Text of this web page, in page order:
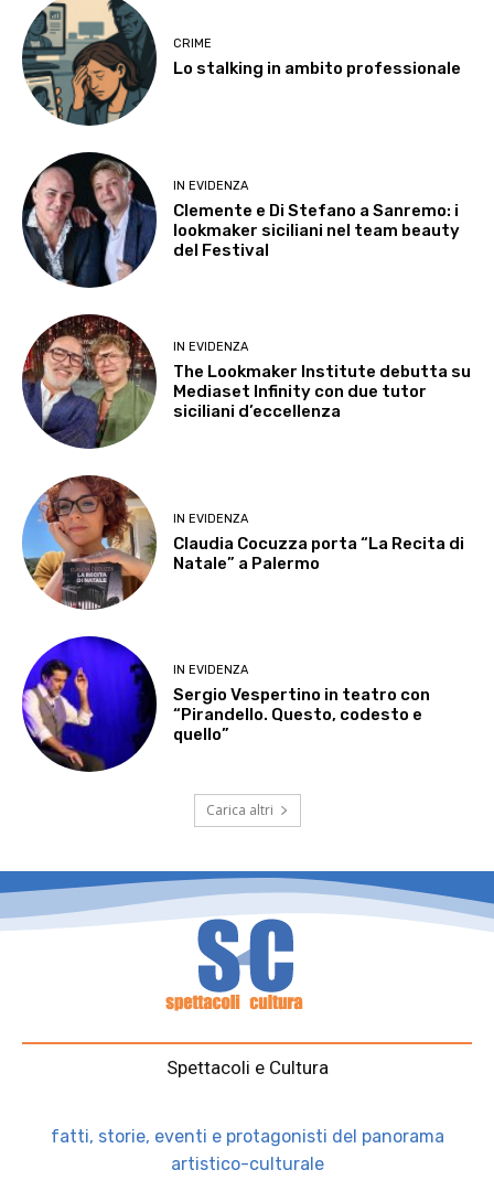
CRIME
Lo stalking in ambito professionale
IN EVIDENZA
Clemente e Di Stefano a Sanremo: i
lookmaker siciliani nel team beauty
del Festival
IN EVIDENZA
The Lookmaker Institute debutta su
Mediaset Infinity con due tutor
siciliani d’eccellenza
IN EVIDENZA
Claudia Cocuzza porta “La Recita di
Natale” a Palermo
IN EVIDENZA
Sergio Vespertino in teatro con
“Pirandello. Questo, codesto e
quello”
Carica altri
Spettacoli e Cultura
fatti, storie, eventi e protagonisti del panorama
artistico-culturale